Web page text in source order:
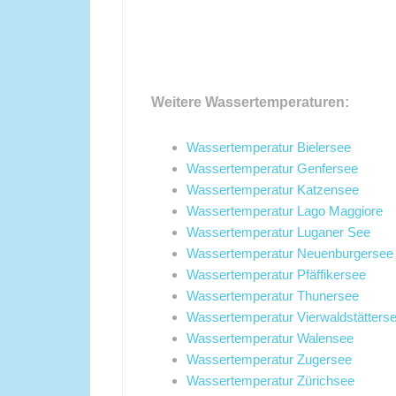
Weitere Wassertemperaturen:
Wassertemperatur Bielersee
Wassertemperatur Genfersee
Wassertemperatur Katzensee
Wassertemperatur Lago Maggiore
Wassertemperatur Luganer See
Wassertemperatur Neuenburgersee
Wassertemperatur Pfäffikersee
Wassertemperatur Thunersee
Wassertemperatur
Wassertemperatur Walensee
Wassertemperatur Zugersee
Wassertemperatur Zürichsee